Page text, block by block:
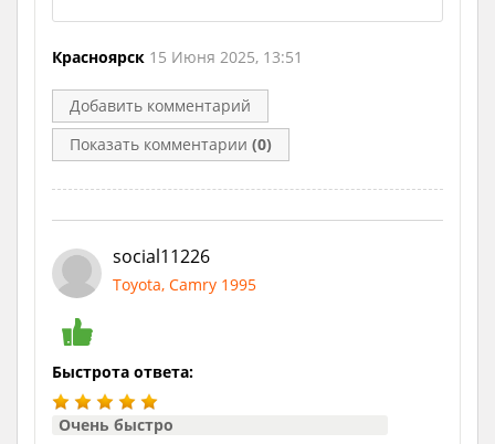
Красноярск 15 Июня 2025, 13:51
Добавить комментарий
Показать комментарии (0)
social11226
Toyota, Camry 1995
Быстрота ответа:
Очень быстро